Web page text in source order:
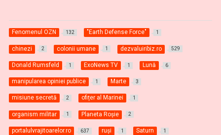
Fenomenul OZN 132 "Earth Defense Force" 1
chinezi 2 colonii umane 1 dezvaluiribiz.ro 529
Donald Rumsfeld 1 ExoNews TV 1 Lună 6
manipularea opiniei publice 1 Marte 3
misiune secretă 2 ofițer al Marinei 1
organism militar 1 Planeta Roşie 2
portalulvrajitoarelor.ro 637 ruși 1 Saturn 1